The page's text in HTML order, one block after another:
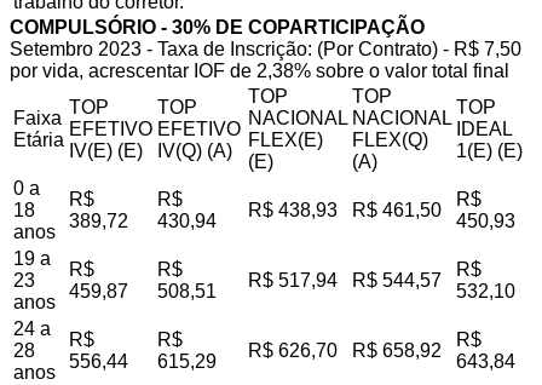
COMPULSÓRIO - 30% DE COPARTICIPAÇÃO
Setembro 2023 - Taxa de Inscrição: (Por Contrato) - R$ 7,50
por vida, acrescentar IOF de 2,38% sobre o valor total final
Faixa
Etária
TOP
EFETIVO
IV(E) (E)
TOP
EFETIVO
IV(Q) (A)
TOP
NACIONAL
FLEX(E)
(E)
TOP
NACIONAL
FLEX(Q)
(A)
TOP
IDEAL
1(E) (E)
0 a
18
anos
R$
389,72
R$
430,94
R$ 438,93 R$ 461,50
R$
450,93
19 a
23
anos
R$
459,87
R$
508,51
R$ 517,94 R$ 544,57
R$
532,10
24 a
28
anos
R$
556,44
R$
615,29
R$ 626,70 R$ 658,92
R$
643,84